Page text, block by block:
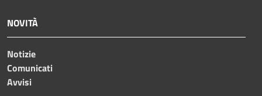
NOVITÀ
Notizie
Comunicati
Avvisi